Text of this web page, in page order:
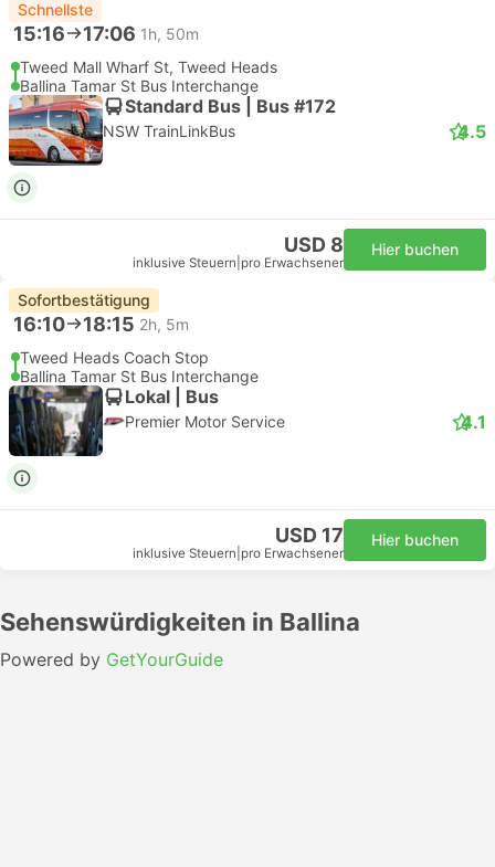
Schnellste
15:16 17:06 1h, 50m
Tweed Mall Wharf St, Tweed Heads
Ballina Tamar St Bus Interchange
Standard Bus | Bus #172
NSW TrainLinkBus 4.5
USD 8
inklusive Steuern pro Erwachsener
Hier buchen
Sofortbestätigung
16:10 18:15 2h, 5m
Tweed Heads Coach Stop
Ballina Tamar St Bus Interchange
Lokal | Bus
Premier Motor Service 4.1
USD 17
inklusive Steuern pro Erwachsener
Hier buchen
Sehenswürdigkeiten in Ballina
Powered by GetYourGuide